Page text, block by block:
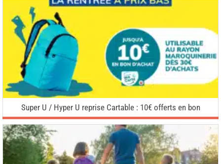
Super U / Hyper U reprise Cartable : 10€ offerts en bon